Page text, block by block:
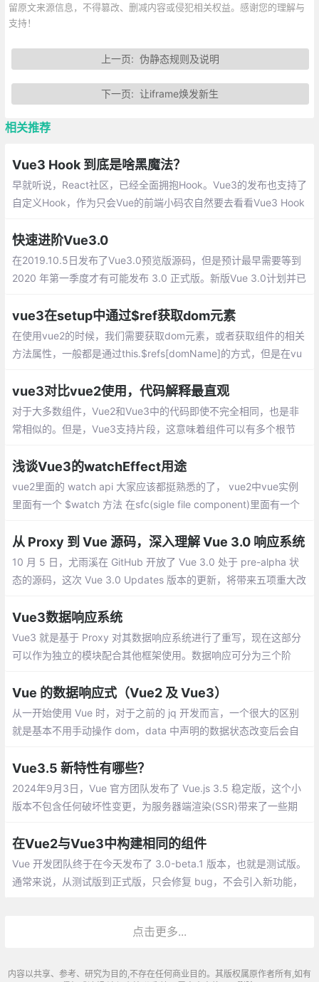
留原文来源信息，不得篡改、删减内容或侵犯相关权益。感谢您的理解与
支持！
上一页: 伪静态规则及说明
下一页:让iframe焕发新生
相关推荐
Vue3 Hook 到底是啥黑魔法？
早就听说，React社区，已经全面拥抱Hook。Vue3的发布也支持了
自定义Hook，作为只会Vue的前端小码农自然要去看看Vue3 Hook
快速进阶Vue3.0
在2019.10.5日发布了Vue3.0预览版源码，但是预计最早需要等到
2020 年第一季度才有可能发布 3.0 正式版。新版Vue 3.0计划并已
vue3在setup中通过$ref获取dom元素
在使用vue2的时候，我们需要获取dom元素，或者获取组件的相关
方法属性，一般都是通过this.$refs[domName]的方式，但是在vu
vue3对比vue2使用，代码解释最直观
对于大多数组件，Vue2和Vue3中的代码即使不完全相同，也是非
常相似的。但是，Vue3支持片段，这意味着组件可以有多个根节
用。但是，在本例中，表单组件的两个版本都将只保留一个根节点
浅谈Vue3的watchEffect用途
vue2里面的 watch api 大家应该都挺熟悉的了， vue2中vue实例
里面有一个 $watch 方法 在sfc(sigle file component)里面有一个
的行为
从 Proxy 到 Vue 源码，深入理解 Vue 3.0 响应系统
10 月 5 日，尤雨溪在 GitHub 开放了 Vue 3.0 处于 pre-alpha 状
态的源码，这次 Vue 3.0 Updates 版本的更新，将带来五项重大改
Vue3数据响应系统
Vue3 就是基于 Proxy 对其数据响应系统进行了重写，现在这部分
可以作为独立的模块配合其他框架使用。数据响应可分为三个阶
Vue 的数据响应式（Vue2 及 Vue3）
从一开始使用 Vue 时，对于之前的 jq 开发而言，一个很大的区别
就是基本不用手动操作 dom，data 中声明的数据状态改变后会自
态发生了变化及哪里有用到这个数据需要随之修改。
Vue3.5 新特性有哪些？
2024年9月3日，Vue 官方团队发布了 Vue.js 3.5 稳定版，这个小
版本不包含任何破坏性变更，为服务器端渲染(SSR)带来了一些期
在Vue2与Vue3中构建相同的组件
Vue 开发团队终于在今天发布了 3.0-beta.1 版本，也就是测试版。
通常来说，从测试版到正式版，只会修复 bug，不会引入新功能，
点击更多...
内容以共享、参考、研究为目的,不存在任何商业目的。其版权属原作者所有,如有